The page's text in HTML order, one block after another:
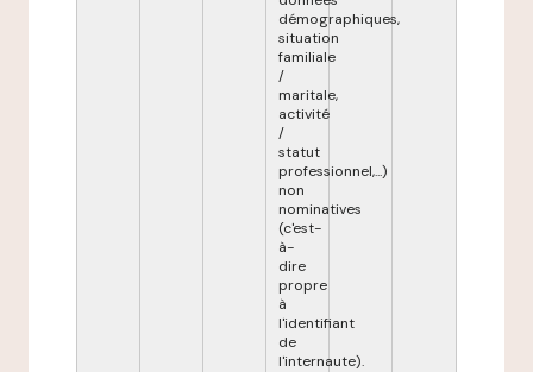
démographiques,
situation
familiale
/
maritale,
activité
/
statut
professionnel,...)
non
nominatives
(c'est-
à-
dire
propre
à
l'identifiant
de
l'internaute).